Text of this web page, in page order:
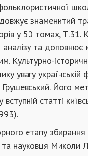
знаменитий
у 50 томах, Т.31.
та доповнює
Культурно-
увагу українській
Його
статті
етапу збирання
науковця Миколи